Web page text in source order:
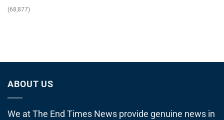
(68,877)
ABOUT US
We at The End Times News provide genuine news in